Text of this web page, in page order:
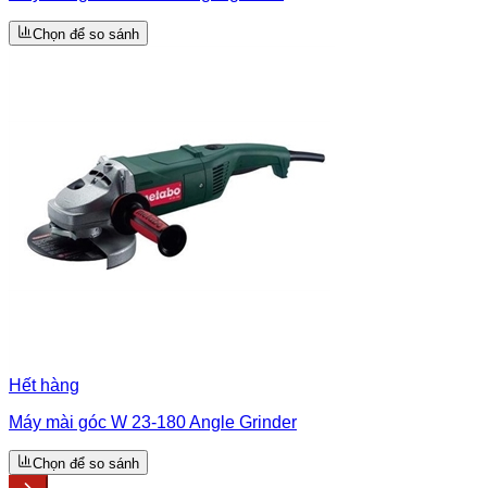
Chọn để so sánh
Hết hàng
Máy mài góc W 23-180 Angle Grinder
Chọn để so sánh